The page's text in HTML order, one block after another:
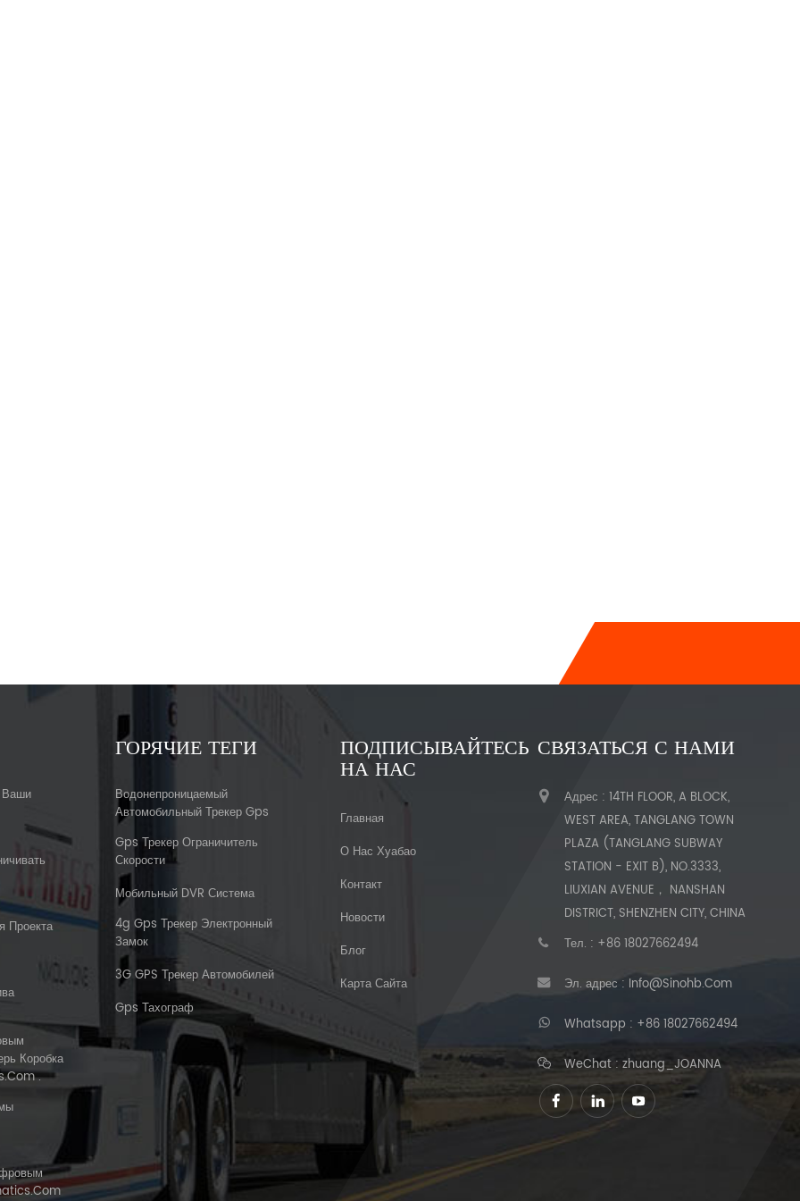
Проекта
Коробка
.
ГОРЯЧИЕ ТЕГИ
Водонепроницаемый
Автомобильный Трекер Gps
Gps Трекер Ограничитель
Скорости
Мобильный DVR Система
4g Gps Трекер Электронный
Замок
3G GPS Трекер Автомобилей
Gps Тахограф
ПОДПИСЫВАЙТЕСЬ
НА НАС
Главная
О Нас Хуабао
Контакт
Новости
Блог
Карта Сайта
СВЯЗАТЬСЯ С НАМИ
Адрес : 14TH FLOOR, A BLOCK,
WEST AREA, TANGLANG TOWN
PLAZA (TANGLANG SUBWAY
STATION - EXIT B), NO.3333,
LIUXIAN AVENUE， NANSHAN
DISTRICT, SHENZHEN CITY, CHINA
Тел. : +86 18027662494
Эл. адрес : Info@sinohb.com
Whatsapp : +86 18027662494
WeChat : zhuang_JOANNA